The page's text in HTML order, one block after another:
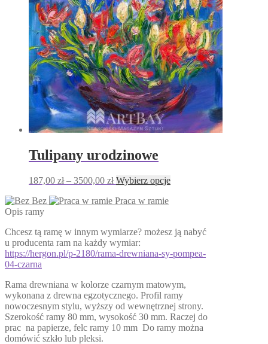
wybrać
na
stronie
produktu
Tulipany urodzinowe
187,00 zł – 3500,00 złZakres
od
3500,00 zł
Wybierz opcjeTen
Opcje
wybrać
produktu
Bez
Praca w ramie
Opis ramy
Chcesz tą ramę w innym wymiarze? możesz ją nabyć
u producenta ram na każdy wymiar:
https://hergon.pl/p-2180/rama-drewniana-sy-pompea-
04-czarna
Rama drewniana w kolorze czarnym matowym,
wykonana z drewna egzotycznego. Profil ramy
nowoczesnym stylu, wyższy od wewnętrznej strony.
Szerokość ramy 80 mm, wysokość 30 mm. Raczej do
prac na papierze, felc ramy 10 mm Do ramy można
domówić szkło lub pleksi.